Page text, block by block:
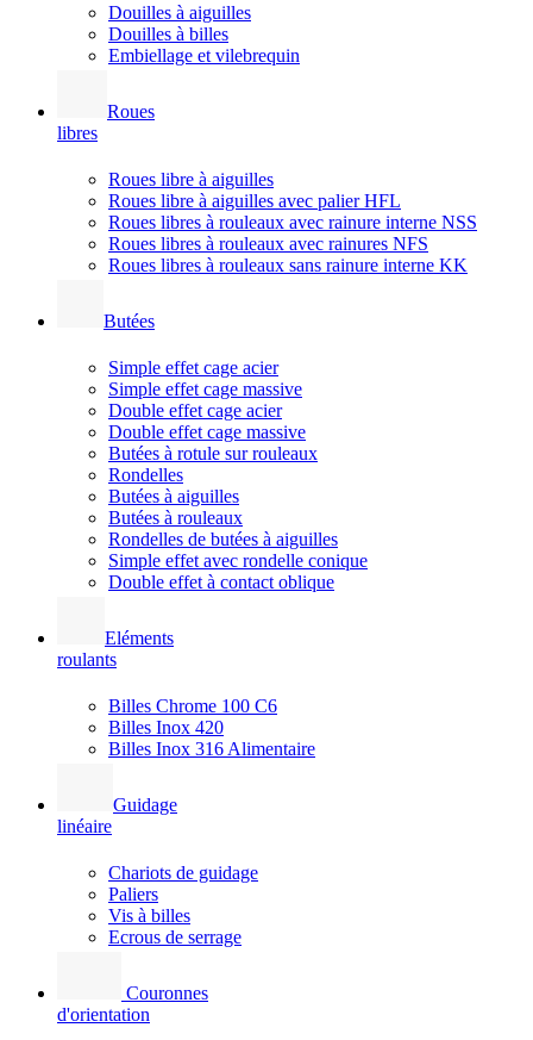
Douilles à aiguilles
Douilles à billes
Embiellage et vilebrequin
Roues
libres
Roues libre à aiguilles
Roues libre à aiguilles avec palier HFL
Roues libres à rouleaux avec rainure interne NSS
Roues libres à rouleaux avec rainures NFS
Roues libres à rouleaux sans rainure interne KK
Butées
Simple effet cage acier
Simple effet cage massive
Double effet cage acier
Double effet cage massive
Butées à rotule sur rouleaux
Rondelles
Butées à aiguilles
Butées à rouleaux
Rondelles de butées à aiguilles
Simple effet avec rondelle conique
Double effet à contact oblique
Eléments
roulants
Billes Chrome 100 C6
Billes Inox 420
Billes Inox 316 Alimentaire
Guidage
linéaire
Chariots de guidage
Paliers
Vis à billes
Ecrous de serrage
Couronnes
d'orientation